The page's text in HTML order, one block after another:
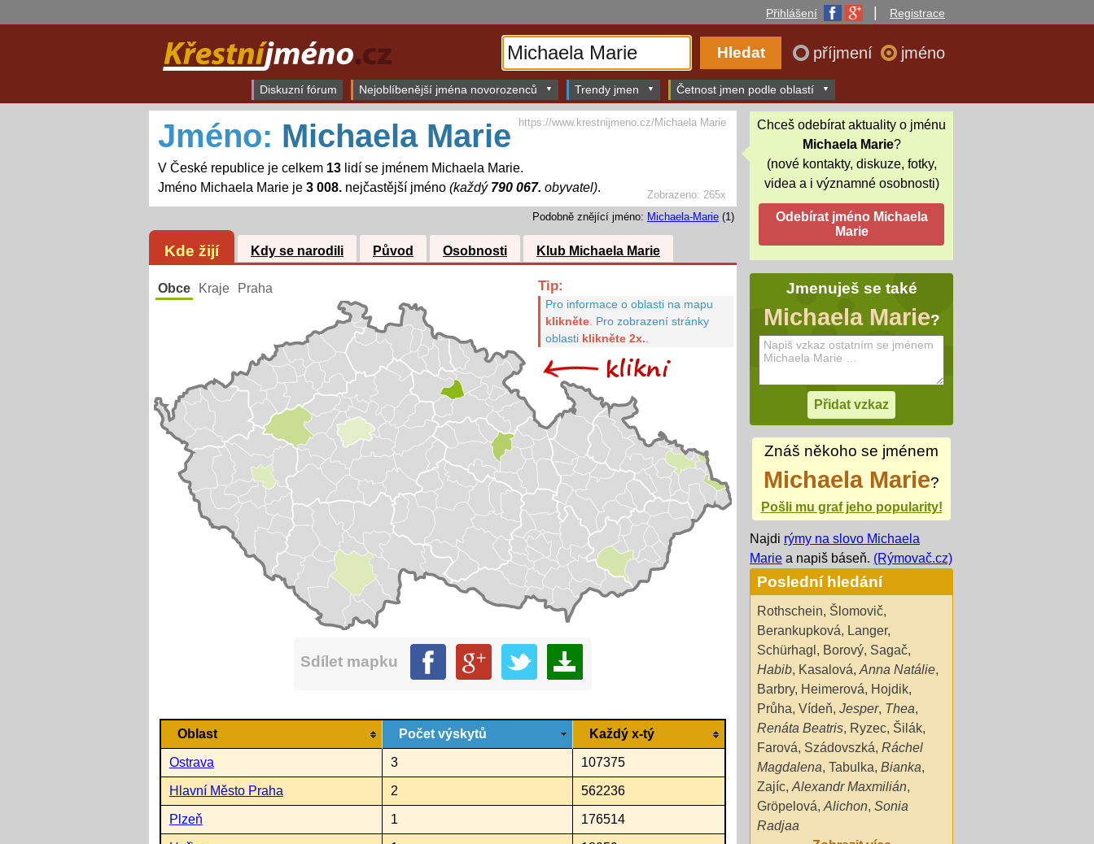
Přihlášení Registrace
příjmení jméno
Diskuzní fórum Nejoblíbenější jména novorozenců Trendy jmen Četnost jmen podle oblastí
Zobrazeno: 265x
Jméno: Michaela Marie
V České republice je celkem 13lidí se jménem Michaela Marie.
Jméno Michaela Marie je 3 008.nejčastější jméno (každý 790 067. obyvatel).
https://www.krestnijmeno.cz/Michaela Marie
Podobně znějící jméno: Michaela-Marie (1)
Kde žijí Kdy se narodili Původ Osobnosti Klub Michaela Marie
Obce Kraje Praha Tip:
Pro informace o oblasti na mapu
klikněte. Pro zobrazení stránky
oblasti klikněte 2x.
Sdílet mapku
Oblast Počet výskytů Každý x-tý
Ostrava 3 107375
Hlavní Město Praha 2 562236
Plzeň 1 176514
Chceš odebírat aktuality o jménu
Michaela Marie?
(nové kontakty, diskuze, fotky,
videa a i významné osobnosti)
Jmenuješ se také
Michaela Marie?
Znáš někoho se jménem
Michaela Marie?
Pošli mu graf jeho popularity!
Najdi rýmy na slovo Michaela
Marie a napiš báseň. (Rýmovač.cz)
Poslední hledání
Rothschein, Šlomovič,
Berankupková, Langer,
Schürhagl , Borový, Sagač,
Habib, Kasalová, Anna Natálie,
Barbry, Heimerová, Hojdik,
Průha, Vídeň, Jesper, Thea,
Renáta Beatris, Ryzec, Šilák,
Farová, Szádovszká, Ráchel
Magdalena, Tabulka, Bianka,
Zajíc, Alexandr Maxmilián,
Gröpelová, Alichon, Sonia
Radjaa